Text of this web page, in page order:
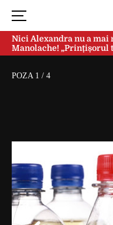
Nici Alexandra nu a
Manolache!
după doi ani de căsnicie
POZA 1 / 4